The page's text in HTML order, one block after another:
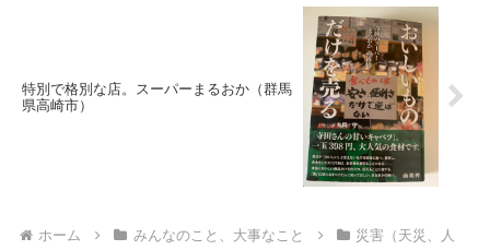
特別で格別な店。スーパーまるおか（群馬
県高崎市）
ホーム みんなのこと、大事なこと
災害（天災、人